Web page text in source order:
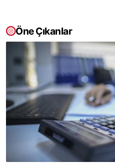
Öne Çıkanlar